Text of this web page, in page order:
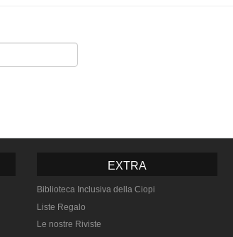
EXTRA
Biblioteca Inclusiva della Ciopi
Liste Regalo
Le nostre Riviste